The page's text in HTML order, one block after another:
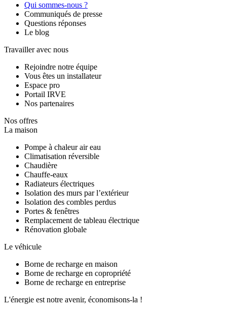
Qui sommes-nous ?
Communiqués de presse
Questions réponses
Le blog
Travailler avec nous
Rejoindre notre équipe
Vous êtes un installateur
Espace pro
Portail IRVE
Nos partenaires
Nos offres
La maison
Pompe à chaleur air eau
Climatisation réversible
Chaudière
Chauffe-eaux
Radiateurs électriques
Isolation des murs par l’extérieur
Isolation des combles perdus
Portes & fenêtres
Remplacement de tableau électrique
Rénovation globale
Le véhicule
Borne de recharge en maison
Borne de recharge en copropriété
Borne de recharge en entreprise
L'énergie est notre avenir, économisons-la !